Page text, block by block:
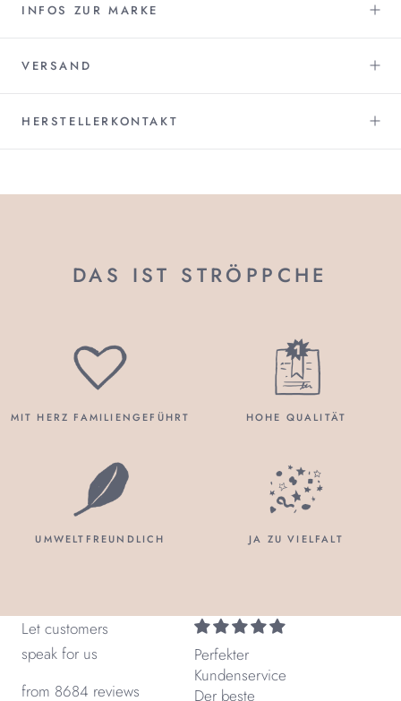
INFOS ZUR MARKE
VERSAND
HERSTELLERKONTAKT
DAS IST STRÖPPCHE
MIT HERZ FAMILIENGEFÜHRT HOHE QUALITÄT
UMWELTFREUNDLICH JA ZU VIELFALT
Let customers
speak for us
from 8684 reviews
Perfekter
Kundenservice
Der beste